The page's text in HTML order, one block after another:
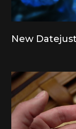
New